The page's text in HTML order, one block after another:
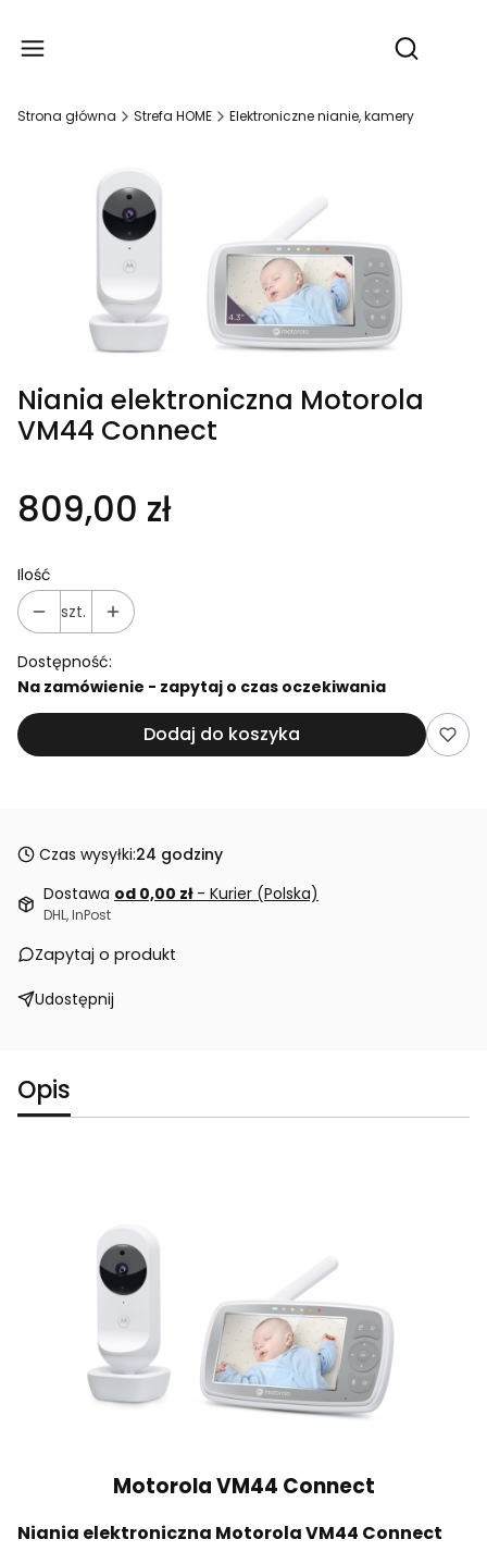
Otwórz
Strona główna Strefa HOME Elektroniczne nianie, kamery
Niania elektroniczna Motorola
VM44 Connect
809,00 zł
Ilość
szt.
Dostępność:
Na zamówienie - zapytaj o czas oczekiwania
Dodaj do koszyka
Czas wysyłki:24 godziny
Dostawa od 0,00 zł - Kurier (Polska)
DHL, InPost
Zapytaj o produkt
Udostępnij
Opis
Motorola VM44 Connect
Niania elektroniczna Motorola VM44 Connect